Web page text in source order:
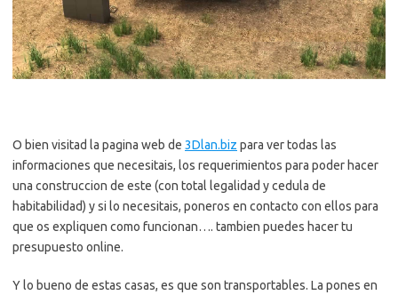
O bien visitad la pagina web de 3Dlan.biz para ver todas las
informaciones que necesitais, los requerimientos para poder hacer
una construccion de este (con total legalidad y cedula de
habitabilidad) y si lo necesitais, poneros en contacto con ellos para
que os expliquen como funcionan…. tambien puedes hacer tu
presupuesto online.
Y lo bueno de estas casas, es que son transportables. La pones en